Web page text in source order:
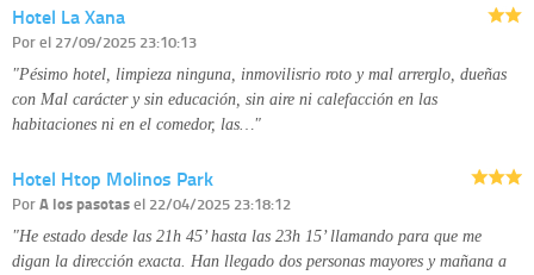
disponible en nuestra página web.
Información complementaria:
Hotel La Xana
Porel 27/09/2025 23:10:13
"Pésimo hotel, limpieza ninguna, inmovilisrio roto y mal arrerglo, dueñas
con Mal carácter y sin educación, sin aire ni calefacción en las
habitaciones ni en el comedor, las…"
Hotel Htop Molinos Park
PorA los pasotasel 22/04/2025 23:18:12
"He estado desde las 21h 45’ hasta las 23h 15’ llamando para que me
digan la dirección exacta. Han llegado dos personas mayores y mañana a